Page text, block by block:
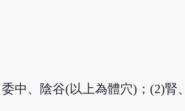
中、陰谷(以上為體穴)；(2)腎